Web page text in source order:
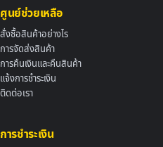
ศูนย์ช่วยเหลือ
สั่งซื้อสินค้าอย่างไร
การจัดส่งสินค้า
การคืนเงินและคืนสินค้า
แจ้งการชำระเงิน
ติดต่อเรา
การชำระเงิน